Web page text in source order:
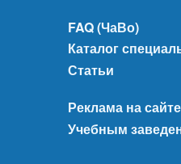
FAQ (ЧаВо)
Каталог
Статьи
Реклама на сайте
Учебным